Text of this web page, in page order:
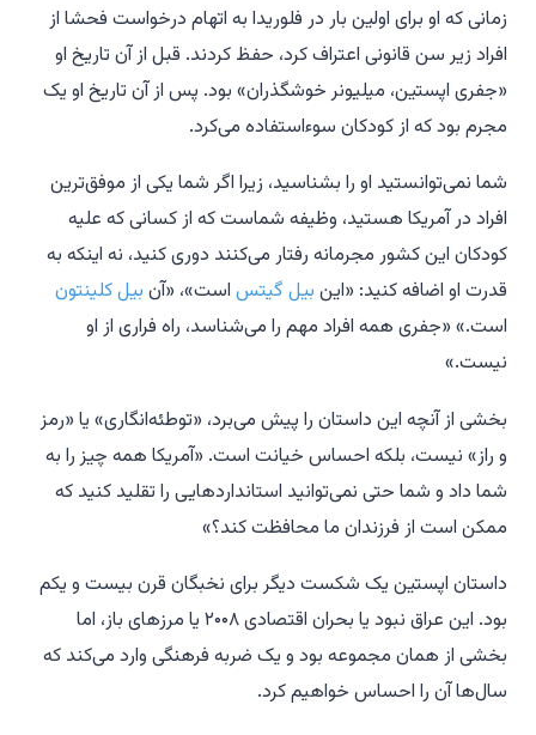
زمانی که او برای اولین بار در فلوریدا به اتهام درخواست فحشا از
افراد زیر سن قانونی اعتراف کرد، حفظ کردند. قبل از آن تاریخ او
«جفری اپستین، میلیونر خوشگذران» بود. پس از آن تاریخ او یک
مجرم بود که از کودکان سوءاستفاده می‌کرد.
شما نمی‌توانستید او را بشناسید، زیرا اگر شما یکی از موفق‌ترین
افراد در آمریکا هستید، وظیفه شماست که از کسانی که علیه
کودکان این کشور مجرمانه رفتار می‌کنند دوری کنید، نه اینکه به
قدرت او اضافه کنید: «این بیل گیتس است»، «آن بیل کلینتون
است.» «جفری همه افراد مهم را می‌شناسد، راه فراری از او
نیست.»
بخشی از آنچه این داستان را پیش می‌برد، «توطئه‌انگاری» یا «رمز
و راز» نیست، بلکه احساس خیانت است. «آمریکا همه چیز را به
شما داد و شما حتی نمی‌توانید استانداردهایی را تقلید کنید که
ممکن است از فرزندان ما محافظت کند؟»
داستان اپستین یک شکست دیگر برای نخبگان قرن بیست و یکم
بود. این عراق نبود یا بحران اقتصادی ۲۰۰۸ یا مرزهای باز، اما
بخشی از همان مجموعه بود و یک ضربه فرهنگی وارد می‌کند که
سال‌ها آن را احساس خواهیم کرد.